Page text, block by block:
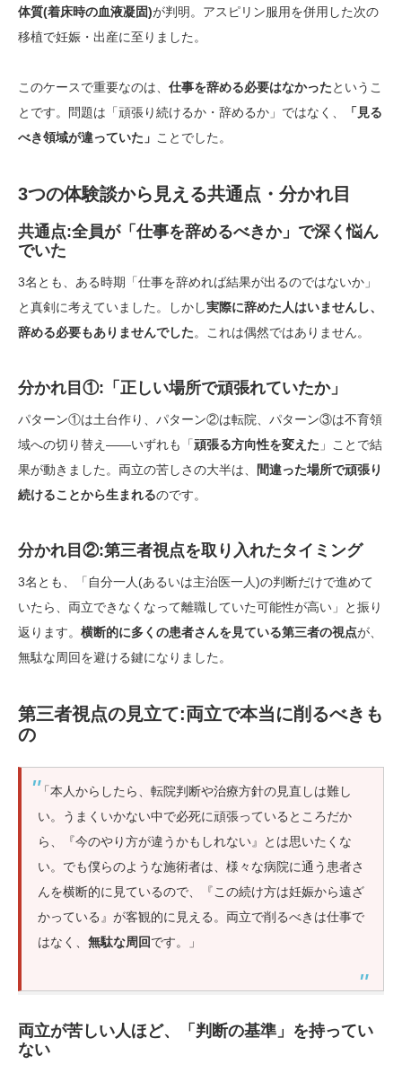
体質(着床時の血液凝固)が判明。アスピリン服用を併用した次の
移植で妊娠・出産に至りました。
このケースで重要なのは、 仕事を辞める必要はなかったというこ
とです。問題は「頑張り続けるか・辞めるか」ではなく、
「見る
べき領域が違っていた」 ことでした。
3つの体験談から見える共通点・分かれ目
共通点:全員が「仕事を辞めるべきか」で深く悩ん
でいた
3名とも、ある時期「仕事を辞めれば結果が出るのではないか」
と真剣に考えていました。しかし実際に辞めた人はいませんし、
辞める必要もありませんでした。これは偶然ではありません。
分かれ目①:「正しい場所で頑張れていたか」
パターン①は土台作り、パターン②は転院、パターン③は不育領
域への切り替え——いずれも「頑張る方向性を変えた 」ことで結
果が動きました。両立の苦しさの大半は、
間違った場所で頑張り
続けることから生まれるのです。
分かれ目②:第三者視点を取り入れたタイミング
3名とも、「自分一人(あるいは主治医一人)の判断だけで進めて
いたら、両立できなくなって離職していた可能性が高い」と振り
返ります。 横断的に多くの患者さんを見ている第三者の視点が、
無駄な周回を避ける鍵になりました。
第三者視点の見立て:両立で本当に削るべきも
の
「本人からしたら、転院判断や治療方針の見直しは難し
い。うまくいかない中で必死に頑張っているところだか
ら、『今のやり方が違うかもしれない』とは思いたくな
い。でも僕らのような施術者は、様々な病院に通う患者さ
んを横断的に見ているので、『この続け方は妊娠から遠ざ
かっている』が客観的に見える。両立で削るべきは仕事で
はなく、 無駄な周回です。」
両立が苦しい人ほど、「判断の基準」を持ってい
ない